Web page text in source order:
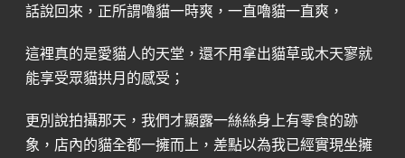
話說回來，正所謂嚕貓一時爽，一直嚕貓一直爽，
這裡真的是愛貓人的天堂，還不用拿出貓草或木天寥就
能享受眾貓拱月的感受；
更別說拍攝那天，我們才顯露一絲絲身上有零食的跡
象，店內的貓全都一擁而上，差點以為我已經實現坐擁